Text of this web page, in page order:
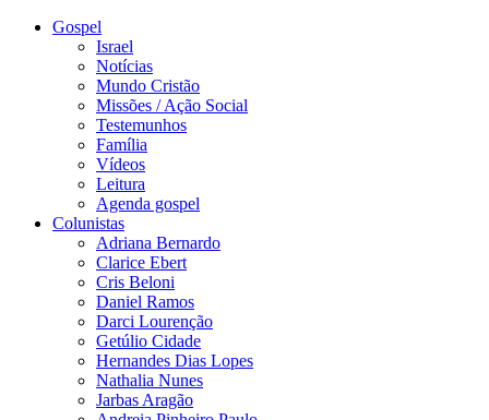
Gospel
Israel
Notícias
Mundo Cristão
Missões / Ação Social
Testemunhos
Família
Vídeos
Leitura
Agenda gospel
Colunistas
Adriana Bernardo
Clarice Ebert
Cris Beloni
Daniel Ramos
Darci Lourenção
Getúlio Cidade
Hernandes Dias Lopes
Nathalia Nunes
Jarbas Aragão